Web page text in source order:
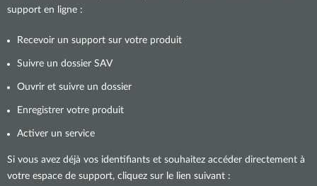
support en ligne :
Recevoir un support sur votre produit
Suivre un dossier SAV
Ouvrir et suivre un dossier
Enregistrer votre produit
Activer un service
Si vous avez déjà vos identifiants et souhaitez accéder directement à
votre espace de support, cliquez sur le lien suivant :